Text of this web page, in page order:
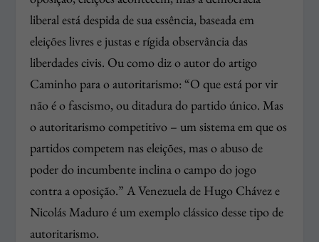
liberal está despida de sua essência, baseada em
eleições livres e justas e rígida observância das
liberdades civis. Ou como diz o autor do artigo
Caminho para o autoritarismo: “O que está por vir
não é o fascismo, ou ditadura do partido único. Mas
o autoritarismo competitivo – um sistema em que os
partidos competem nas eleições, mas o abuso de
poder do incumbente inclina o campo do jogo
contra a oposição.” A Venezuela de Hugo Chávez e
Nicolás Maduro é um exemplo clássico desse tipo de
autoritarismo.